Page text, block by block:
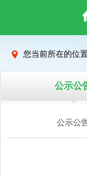
您当前所在的位
公示公
公示公